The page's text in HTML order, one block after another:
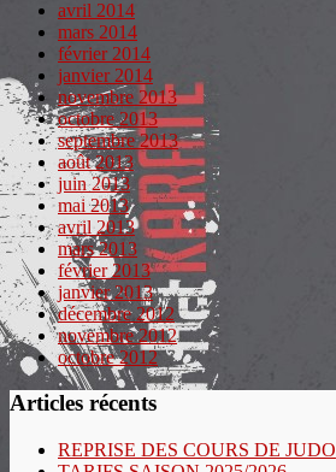
avril 2014
mars 2014
février 2014
janvier 2014
novembre 2013
octobre 2013
septembre 2013
août 2013
juin 2013
mai 2013
avril 2013
mars 2013
février 2013
janvier 2013
décembre 2012
novembre 2012
octobre 2012
Articles récents
REPRISE DES COURS DE JUDO